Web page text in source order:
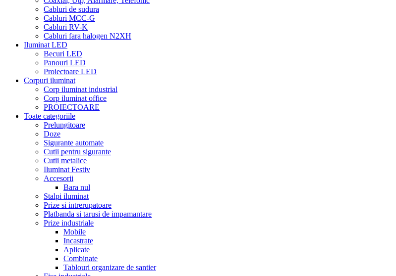
Cabluri de sudura
Cabluri MCC-G
Cabluri RV-K
Cabluri fara halogen N2XH
Iluminat LED
Becuri LED
Panouri LED
Proiectoare LED
Corpuri iluminat
Corp iluminat industrial
Corp iluminat office
PROIECTOARE
Toate categoriile
Prelungitoare
Doze
Sigurante automate
Cutii pentru sigurante
Cutii metalice
Iluminat Festiv
Accesorii
Bara nul
Stalpi iluminat
Prize si intrerupatoare
Platbanda si tarusi de impamantare
Prize industriale
Mobile
Incastrate
Aplicate
Combinate
Tablouri organizare de santier